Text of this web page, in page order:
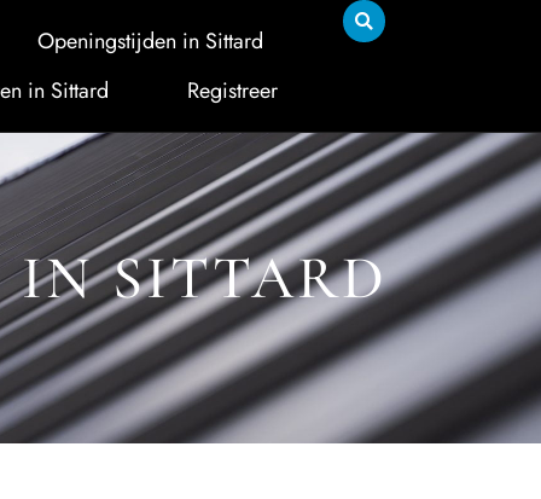
Openingstijden in Sittard
in Sittard
Registreer
IN SITTARD